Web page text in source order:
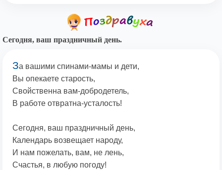
Сегодня, ваш праздничный день.
За вашими спинами-мамы и дети,
Вы опекаете старость,
Свойственна вам-добродетель,
В работе отвратна-усталость!
Сегодня, ваш праздничный день,
Календарь возвещает народу,
И нам пожелать, вам, не лень,
Счастья, в любую погоду!